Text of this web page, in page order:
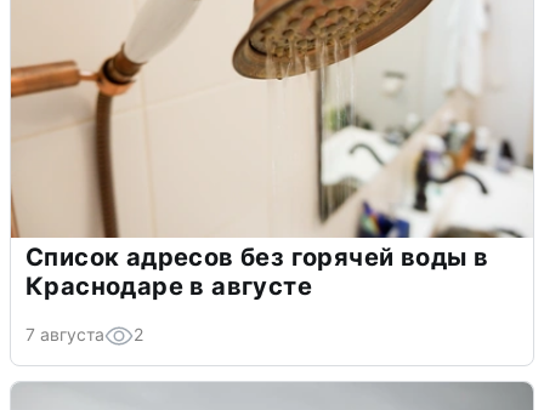
Список адресов без горячей воды в
Краснодаре в августе
7 августа 2